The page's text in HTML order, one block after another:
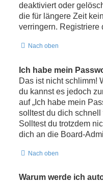
deaktiviert oder
die für längere Zeit
verringern. Registriere
Nach oben
Ich habe mein
Das ist nicht schlimm!
du kannst es jedoch
auf „Ich habe mein
solltest du dich
Solltest du trotzdem
dich an die Board-
Nach oben
Warum werde ich